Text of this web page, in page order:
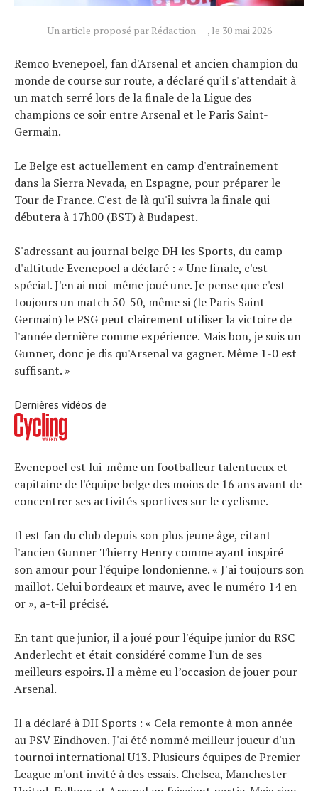
Un article proposé par Rédaction , le 30 mai 2026
Remco Evenepoel, fan d'Arsenal et ancien champion du
monde de course sur route, a déclaré qu'il s'attendait à
un match serré lors de la finale de la Ligue des
champions ce soir entre Arsenal et le Paris Saint-
Germain.
Le Belge est actuellement en camp d'entraînement
dans la Sierra Nevada, en Espagne, pour préparer le
Tour de France. C'est de là qu'il suivra la finale qui
débutera à 17h00 (BST) à Budapest.
S'adressant au journal belge DH les Sports, du camp
d'altitude Evenepoel a déclaré : « Une finale, c'est
spécial. J'en ai moi-même joué une. Je pense que c'est
toujours un match 50-50, même si (le Paris Saint-
Germain) le PSG peut clairement utiliser la victoire de
l'année dernière comme expérience. Mais bon, je suis un
Gunner, donc je dis qu'Arsenal va gagner. Même 1-0 est
suffisant. »
Dernières vidéos de
Evenepoel est lui-même un footballeur talentueux et
capitaine de l'équipe belge des moins de 16 ans avant de
concentrer ses activités sportives sur le cyclisme.
Il est fan du club depuis son plus jeune âge, citant
l'ancien Gunner Thierry Henry comme ayant inspiré
son amour pour l'équipe londonienne. « J'ai toujours son
maillot. Celui bordeaux et mauve, avec le numéro 14 en
or », a-t-il précisé.
En tant que junior, il a joué pour l'équipe junior du RSC
Anderlecht et était considéré comme l'un de ses
meilleurs espoirs. Il a même eu l’occasion de jouer pour
Arsenal.
Il a déclaré à DH Sports : « Cela remonte à mon année
au PSV Eindhoven. J'ai été nommé meilleur joueur d'un
tournoi international U13. Plusieurs équipes de Premier
League m'ont invité à des essais. Chelsea, Manchester
Tests de produits
Conseils
Tendances
Tous nos articles